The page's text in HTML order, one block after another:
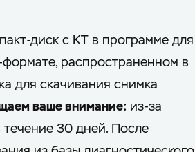
диск с КТ в программе для
распространенном в
для скачивания снимка
ваше внимание: из-за
30 дней. После